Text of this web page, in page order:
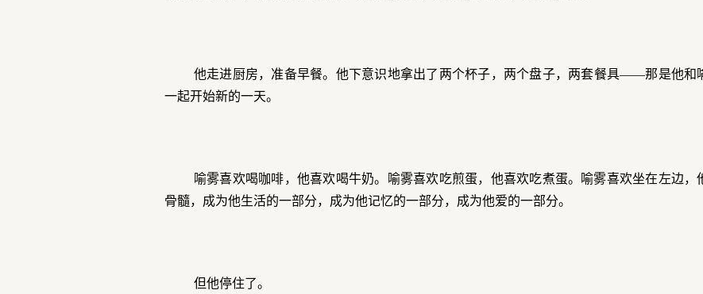
他走进厨房，准备早餐。他下意识地拿出了两个杯子，两个盘子，两套餐具——那是他和
一起开始新的一天。
喻雾喜欢喝咖啡，他喜欢喝牛奶。喻雾喜欢吃煎蛋，他喜欢吃煮蛋。喻雾喜欢坐在左边
骨髓，成为他生活的一部分，成为他记忆的一部分，成为他爱的一部分。
但他停住了。